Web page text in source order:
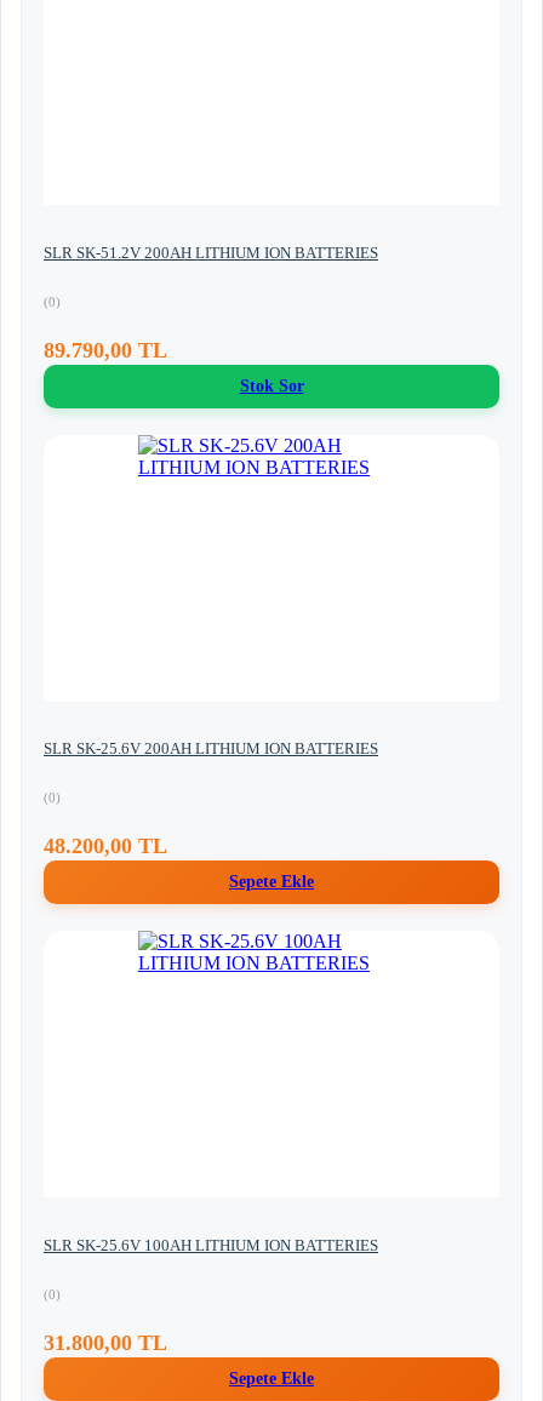
SLR SK-51.2V 200AH LITHIUM ION BATTERIES
(0)
89.790,00 TL
Stok Sor
SLR SK-25.6V 200AH LITHIUM ION BATTERIES
(0)
48.200,00 TL
Sepete Ekle
SLR SK-25.6V 100AH LITHIUM ION BATTERIES
(0)
31.800,00 TL
Sepete Ekle